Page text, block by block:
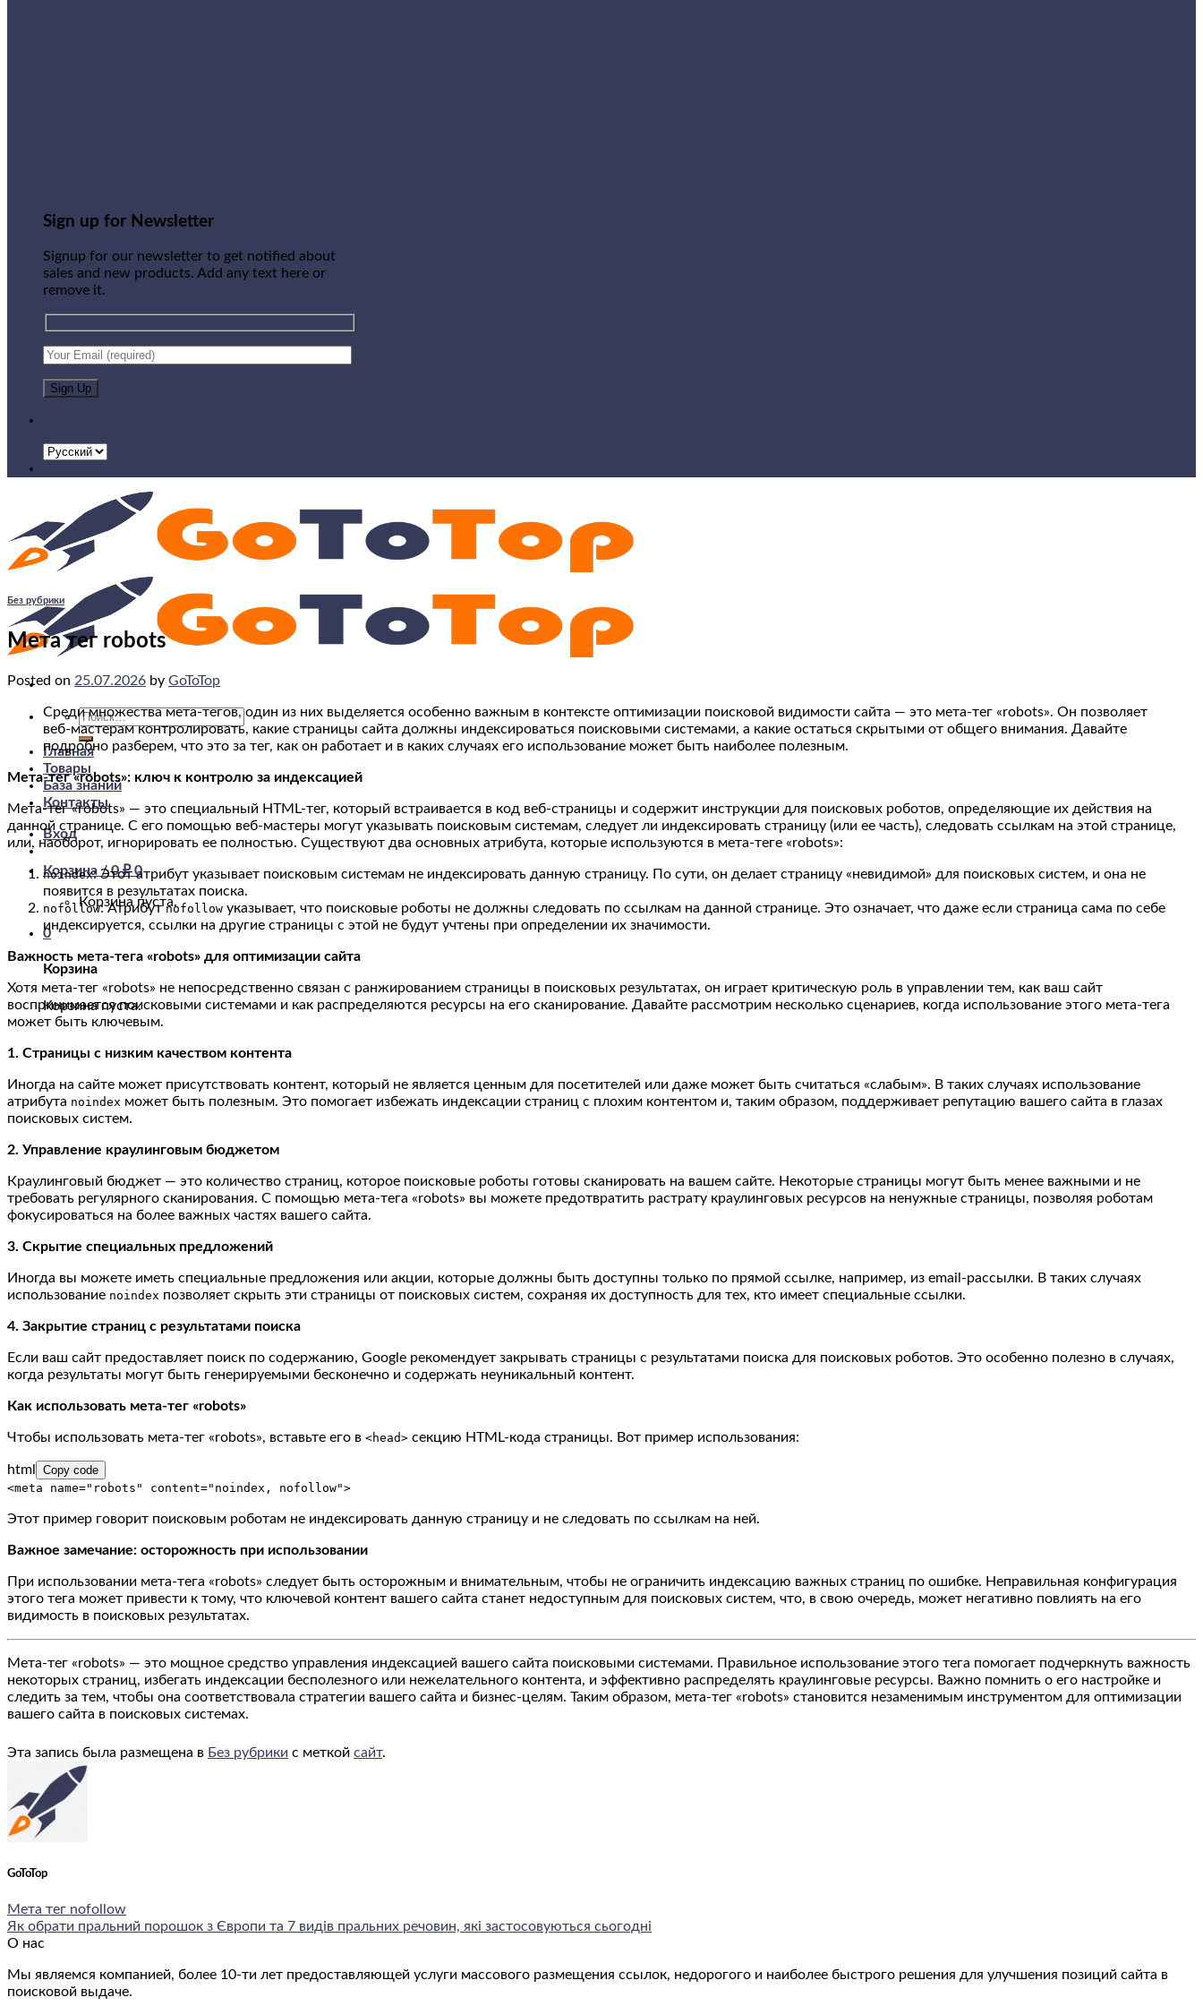
Sign up for Newsletter
Signup for our newsletter to get notified about
sales and new products. Add any text here or
remove it.
Искать:
Главная
Товары
База знаний
Контакты
Вход
Корзина /0₽ 0
Корзина пуста.
0
Корзина
Корзина пуста.
Без рубрики
Мета тег robots
Posted on 25.07.2026 by GoToTop
Среди множества мета-тегов, один из них выделяется особенно важным в контексте оптимизации поисковой видимости сайта — это мета-тег «robots». Он позволяет
веб-мастерам контролировать, какие страницы сайта должны индексироваться поисковыми системами, а какие остаться скрытыми от общего внимания. Давайте
подробно разберем, что это за тег, как он работает и в каких случаях его использование может быть наиболее полезным.
Мета-тег «robots»: ключ к контролю за индексацией
Мета-тег «robots» — это специальный HTML-тег, который встраивается в код веб-страницы и содержит инструкции для поисковых роботов, определяющие их действия на
данной странице. С его помощью веб-мастеры могут указывать поисковым системам, следует ли индексировать страницу (или ее часть), следовать ссылкам на этой странице,
или, наоборот, игнорировать ее полностью. Существуют два основных атрибута, которые используются в мета-теге «robots»:
noindex: Этот атрибут указывает поисковым системам не индексировать данную страницу. По сути, он делает страницу «невидимой» для поисковых систем, и она не
появится в результатах поиска.
nofollow: Атрибут nofollow указывает, что поисковые роботы не должны следовать по ссылкам на данной странице. Это означает, что даже если страница сама по себе
индексируется, ссылки на другие страницы с этой не будут учтены при определении их значимости.
Важность мета-тега «robots» для оптимизации сайта
Хотя мета-тег «robots» не непосредственно связан с ранжированием страницы в поисковых результатах, он играет критическую роль в управлении тем, как ваш сайт
воспринимается поисковыми системами и как распределяются ресурсы на его сканирование. Давайте рассмотрим несколько сценариев, когда использование этого мета-тега
может быть ключевым.
1. Страницы с низким качеством контента
Иногда на сайте может присутствовать контент, который не является ценным для посетителей или даже может быть считаться «слабым». В таких случаях использование
атрибута noindex может быть полезным. Это помогает избежать индексации страниц с плохим контентом и, таким образом, поддерживает репутацию вашего сайта в глазах
поисковых систем.
2. Управление краулинговым бюджетом
Краулинговый бюджет — это количество страниц, которое поисковые роботы готовы сканировать на вашем сайте. Некоторые страницы могут быть менее важными и не
требовать регулярного сканирования. С помощью мета-тега «robots» вы можете предотвратить растрату краулинговых ресурсов на ненужные страницы, позволяя роботам
фокусироваться на более важных частях вашего сайта.
3. Скрытие специальных предложений
Иногда вы можете иметь специальные предложения или акции, которые должны быть доступны только по прямой ссылке, например, из email-рассылки. В таких случаях
использование noindex позволяет скрыть эти страницы от поисковых систем, сохраняя их доступность для тех, кто имеет специальные ссылки.
4. Закрытие страниц с результатами поиска
Если ваш сайт предоставляет поиск по содержанию, Google рекомендует закрывать страницы с результатами поиска для поисковых роботов. Это особенно полезно в случаях,
когда результаты могут быть генерируемыми бесконечно и содержать неуникальный контент.
Как использовать мета-тег «robots»
Чтобы использовать мета-тег «robots», вставьте его в <head> секцию HTML-кода страницы. Вот пример использования:
html
Copy code
<meta name="robots" content="noindex, nofollow">
Этот пример говорит поисковым роботам не индексировать данную страницу и не следовать по ссылкам на ней.
Важное замечание: осторожность при использовании
При использовании мета-тега «robots» следует быть осторожным и внимательным, чтобы не ограничить индексацию важных страниц по ошибке. Неправильная конфигурация
этого тега может привести к тому, что ключевой контент вашего сайта станет недоступным для поисковых систем, что, в свою очередь, может негативно повлиять на его
видимость в поисковых результатах.
Мета-тег «robots» — это мощное средство управления индексацией вашего сайта поисковыми системами. Правильное использование этого тега помогает подчеркнуть важность
некоторых страниц, избегать индексации бесполезного или нежелательного контента, и эффективно распределять краулинговые ресурсы. Важно помнить о его настройке и
следить за тем, чтобы она соответствовала стратегии вашего сайта и бизнес-целям. Таким образом, мета-тег «robots» становится незаменимым инструментом для оптимизации
вашего сайта в поисковых системах.
Эта запись была размещена в Без рубрики с меткой сайт.
GoToTop
Мета тег nofollow
Як обрати пральний порошок з Європи та 7 видів пральних речовин, які застосовуються сьогодні
О нас
Мы являемся компанией, более 10-ти лет предоставляющей услуги массового размещения ссылок, недорогого и наиболее быстрого решения для улучшения позиций сайта в
поисковой выдаче.